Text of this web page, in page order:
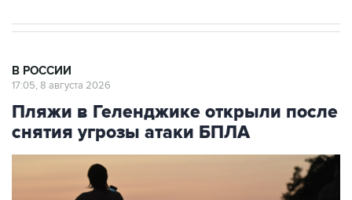
В РОССИИ
17:05, 8 августа 2026
Пляжи в Геленджике открыли после
снятия угрозы атаки БПЛА